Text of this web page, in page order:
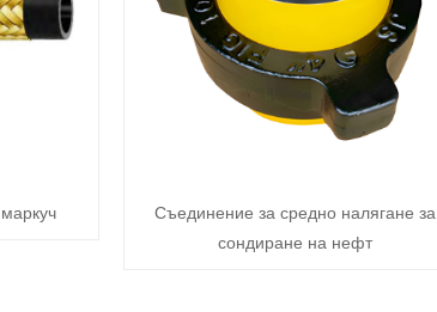
Съединение за средно налягане за
сондиране на нефт